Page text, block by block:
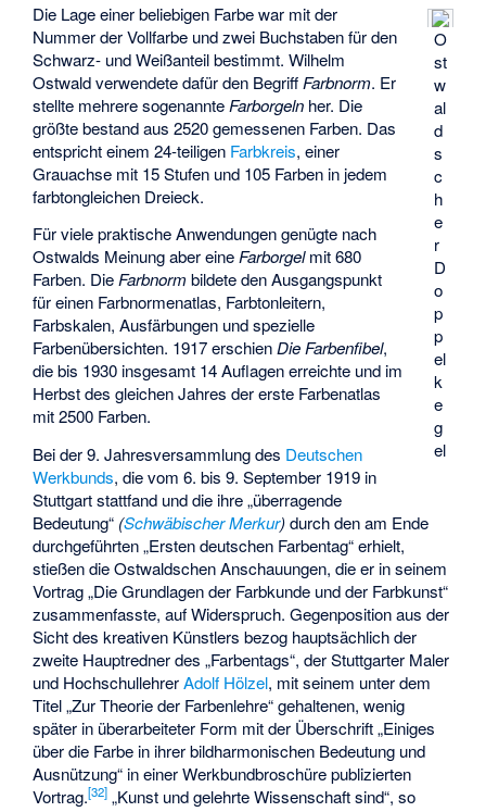
O
st
w
al
d
s
c
h
e
r
D
o
p
p
el
k
e
g
el
Die Lage einer beliebigen Farbe war mit der
Nummer der Vollfarbe und zwei Buchstaben für den
Schwarz- und Weißanteil bestimmt. Wilhelm
Ostwald verwendete dafür den Begriff Farbnorm. Er
stellte mehrere sogenannte Farborgeln her. Die
größte bestand aus 2520 gemessenen Farben. Das
entspricht einem 24-teiligen Farbkreis, einer
Grauachse mit 15 Stufen und 105 Farben in jedem
farbtongleichen Dreieck.
Für viele praktische Anwendungen genügte nach
Ostwalds Meinung aber eineFarborgelmit 680
Farben. DieFarbnorm bildete den Ausgangspunkt
für einen Farbnormenatlas, Farbtonleitern,
Farbskalen, Ausfärbungen und spezielle
Farbenübersichten. 1917 erschienDie Farbenfibel,
die bis 1930 insgesamt 14 Auflagen erreichte und im
Herbst des gleichen Jahres der erste Farbenatlas
mit 2500 Farben.
Bei der 9. Jahresversammlung des Deutschen
Werkbunds, die vom 6. bis 9. September 1919 in
Stuttgart stattfand und die ihre „überragende
Bedeutung“ (Schwäbischer Merkur)durch den am Ende
durchgeführten „Ersten deutschen Farbentag“ erhielt,
stießen die Ostwaldschen Anschauungen, die er in seinem
Vortrag „Die Grundlagen der Farbkunde und der Farbkunst“
zusammenfasste, auf Widerspruch. Gegenposition aus der
Sicht des kreativen Künstlers bezog hauptsächlich der
zweite Hauptredner des „Farbentags“, der Stuttgarter Maler
und HochschullehrerAdolf Hölzel, mit seinem unter dem
Titel „Zur Theorie der Farbenlehre“ gehaltenen, wenig
später in überarbeiteter Form mit der Überschrift „Einiges
über die Farbe in ihrer bildharmonischen Bedeutung und
Ausnützung“ in einer Werkbundbroschüre publizierten
Vortrag.[32] „Kunst und gelehrte Wissenschaft sind“, so